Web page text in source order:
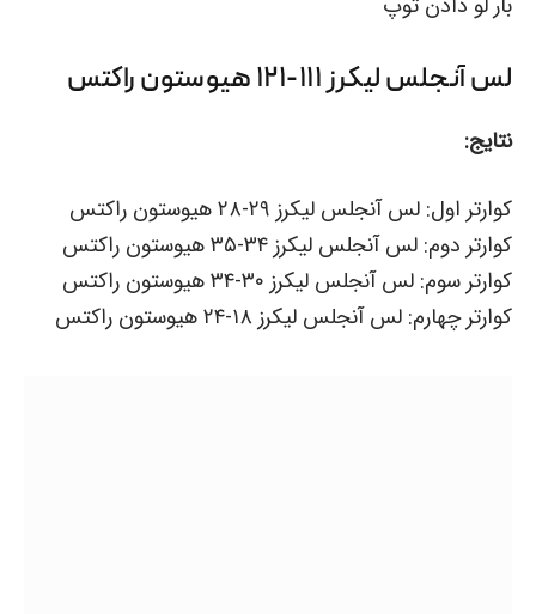
لس آنجلس لیکرز ۱۱۱-۱۲۱ هیوستون راکتس
نتایج:
کوارتر اول: لس آنجلس لیکرز ۲۹-۲۸ هیوستون راکتس
کوارتر دوم: لس آنجلس لیکرز ۳۴-۳۵ هیوستون راکتس
کوارتر سوم: لس آنجلس لیکرز ۳۰-۳۴ هیوستون راکتس
کوارتر چهارم: لس آنجلس لیکرز ۱۸-۲۴ هیوستون راکتس